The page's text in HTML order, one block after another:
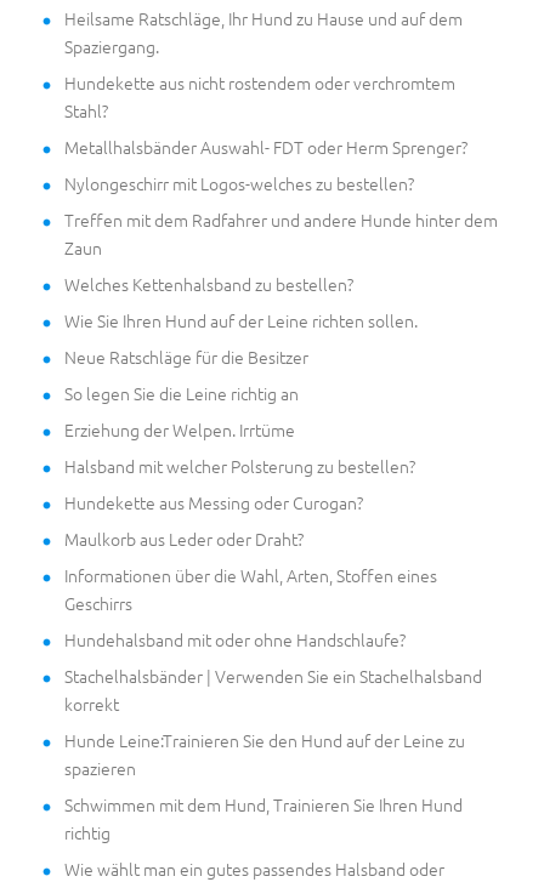
Heilsame Ratschläge, Ihr Hund zu Hause und auf dem
Spaziergang.
Hundekette aus nicht rostendem oder verchromtem
Stahl?
Metallhalsbänder Auswahl- FDT oder Herm Sprenger?
Nylongeschirr mit Logos-welches zu bestellen?
Treffen mit dem Radfahrer und andere Hunde hinter dem
Zaun
Welches Kettenhalsband zu bestellen?
Wie Sie Ihren Hund auf der Leine richten sollen.
Neue Ratschläge für die Besitzer
So legen Sie die Leine richtig an
Erziehung der Welpen. Irrtüme
Halsband mit welcher Polsterung zu bestellen?
Hundekette aus Messing oder Curogan?
Maulkorb aus Leder oder Draht?
Informationen über die Wahl, Arten, Stoffen eines
Geschirrs
Hundehalsband mit oder ohne Handschlaufe?
Stachelhalsbänder | Verwenden Sie ein Stachelhalsband
korrekt
Hunde Leine:Trainieren Sie den Hund auf der Leine zu
spazieren
Schwimmen mit dem Hund, Trainieren Sie Ihren Hund
richtig
Wie wählt man ein gutes passendes Halsband oder